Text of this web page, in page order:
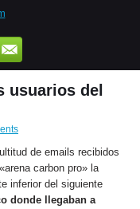
usuarios del
de emails recibidos
carbon pro» la
inferior del siguiente
donde llegaban a